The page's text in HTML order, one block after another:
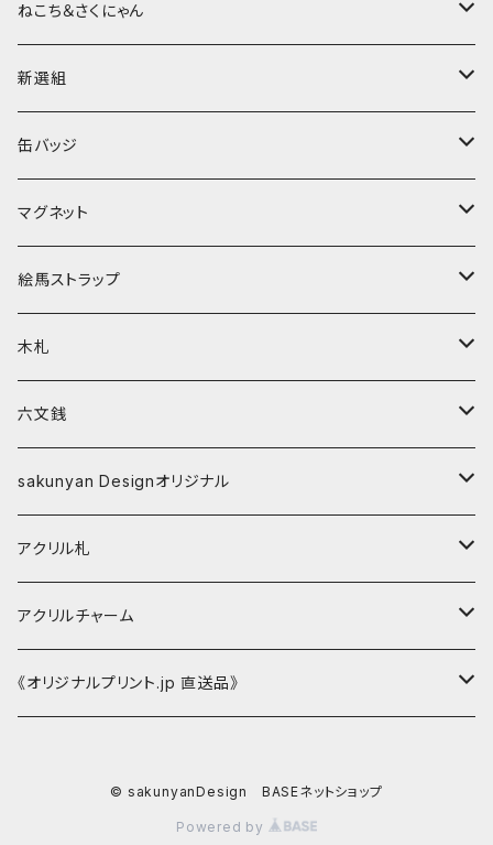
ねこち＆さくにゃん
缶バッジ
マグネット
絵馬ストラップ
新選組
缶バッジ
マグネット
家紋入ストラップ
木札
キーホルダー
ストラップ
アクリル札
家紋入ストラップ
数珠（パワーストーンブレスレット）
水晶
アパレル
Tシャツ
シルバーアイテム
缶バッジ
ねこち＆さくにゃん
新選組
sakunyan Designオリジナル
マグネット
ねこち＆さくにゃん
新選組
sakunyan Designオリジナル
絵馬ストラップ
ねこち＆さくにゃん
木札
新選組
キーホルダー
ストラップ
キーホルダー
新選組『誠』
ストラップ
新選組『誠』
六文銭
副葬品用
長寿の御守
sakunyan Designオリジナル
缶バッジ
マグネット
アクリルチャーム
アクリル札
新選組
家紋入ストラップ
アクリルチャーム
sakunyan Designオリジナル
《オリジナルプリント.jp 直送品》
© sakunyanDesign BASEネットショップ
Powered by